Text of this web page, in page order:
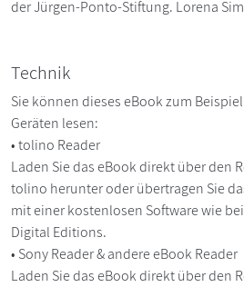
der Jürgen-Ponto-Stiftung. Lorena
Technik
Sie können dieses eBook zum
Geräten lesen:
• tolino Reader
Laden Sie das eBook direkt über den
tolino herunter oder übertragen Sie
mit einer kostenlosen Software wie
Digital Editions.
• Sony Reader & andere eBook Reader
Laden Sie das eBook direkt über den